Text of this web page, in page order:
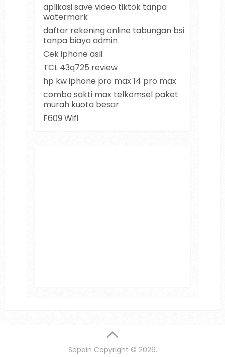
aplikasi save video tiktok tanpa
watermark
daftar rekening online tabungan bsi
tanpa biaya admin
Cek iphone asli
TCL 43q725 review
hp kw iphone pro max 14 pro max
combo sakti max telkomsel paket
murah kuota besar
F609 Wifi
Sepoin Copyright © 2026.